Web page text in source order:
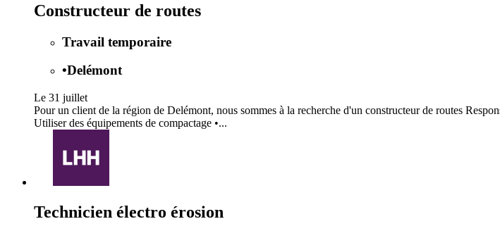
Constructeur de routes
Travail temporaire
•Delémont
Le 31 juillet
Pour un client de la région de Delémont, nous sommes à la recherche d'un constructeur de routes
Utiliser des équipements de compactage •...
Technicien électro érosion